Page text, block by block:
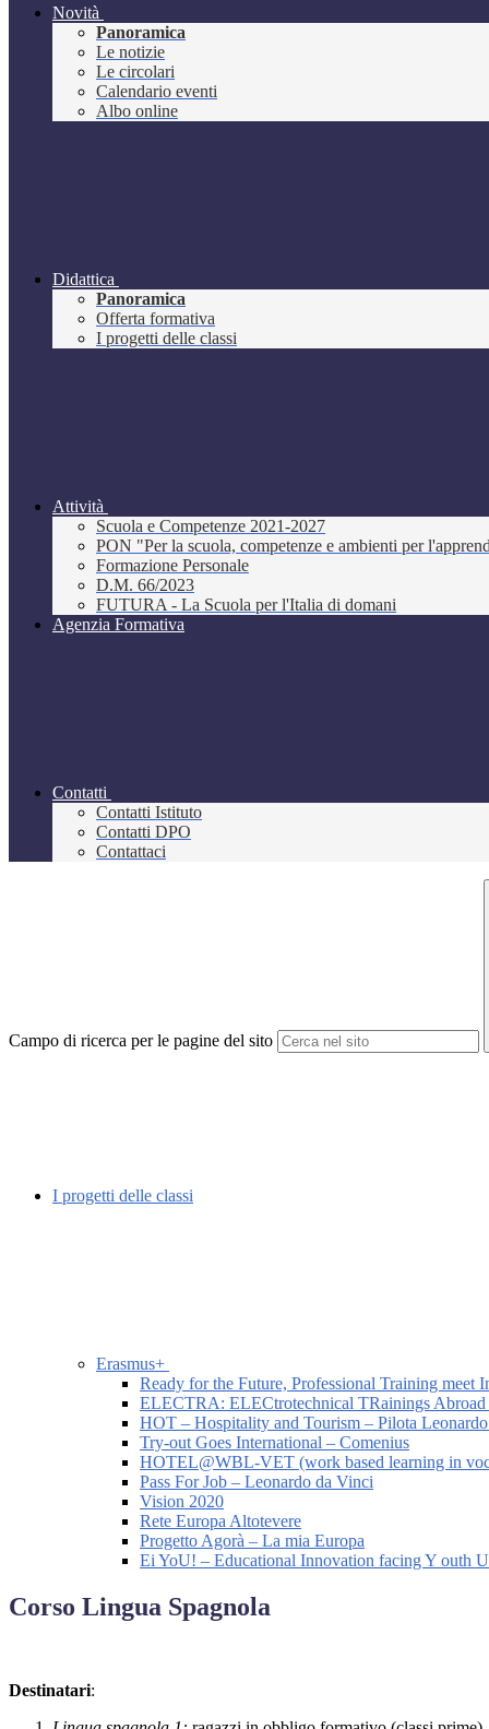
Novità
Panoramica
Le notizie
Le circolari
Calendario eventi
Albo online
Didattica
Panoramica
Offerta formativa
I progetti delle classi
Attività
Scuola e Competenze 2021-2027
PON "Per la scuola, competenze e ambienti per
Formazione Personale
D.M. 66/2023
FUTURA - La Scuola per l'Italia di domani
Agenzia Formativa
Contatti
Contatti Istituto
Contatti DPO
Contattaci
Campo di ricerca per le pagine del sito
I progetti delle classi
Erasmus+
Ready for the Future, Professional Training meet
ELECTRA: ELECtrotechnical TRainings
HOT – Hospitality and Tourism – Pilota
Try-out Goes International – Comenius
HOTEL@WBL-VET (work based learning in
Pass For Job – Leonardo da Vinci
Vision 2020
Rete Europa Altotevere
Progetto Agorà – La mia Europa
Ei YoU! – Educational Innovation facing Y outh
Corso Lingua Spagnola
Destinatari: